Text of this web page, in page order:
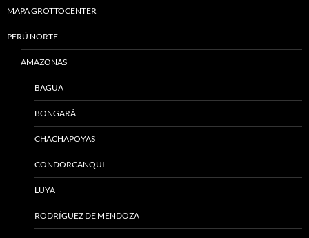
MAPA GROTTOCENTER
PERÚ NORTE
AMAZONAS
BAGUA
BONGARÁ
CHACHAPOYAS
CONDORCANQUI
LUYA
RODRÍGUEZ DE MENDOZA